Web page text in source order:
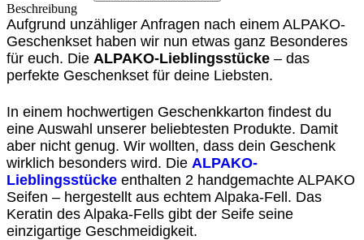
Beschreibung
Aufgrund unzähliger Anfragen nach einem ALPAKO-
Geschenkset haben wir nun etwas ganz Besonderes
für euch. Die ALPAKO-Lieblingsstücke – das
perfekte Geschenkset für deine Liebsten.
In einem hochwertigen Geschenkkarton findest du
eine Auswahl unserer beliebtesten Produkte. Damit
aber nicht genug. Wir wollten, dass dein Geschenk
wirklich besonders wird. Die ALPAKO-
Lieblingsstücke enthalten 2 handgemachte ALPAKO
Seifen – hergestellt aus echtem Alpaka-Fell. Das
Keratin des Alpaka-Fells gibt der Seife seine
einzigartige Geschmeidigkeit.